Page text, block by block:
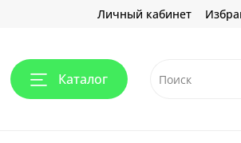
Личный кабинет
Каталог